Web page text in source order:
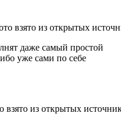
взято из открытых
даже самый простой
уже сами по себе
из открытых